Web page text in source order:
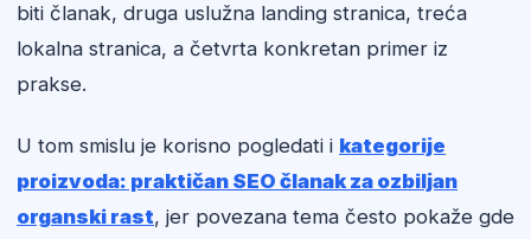
biti članak, druga uslužna landing stranica, treća
lokalna stranica, a četvrta konkretan primer iz
prakse.
U tom smislu je korisno pogledati i kategorije
proizvoda: praktičan SEO članak za ozbiljan
organski rast, jer povezana tema često pokaže gde